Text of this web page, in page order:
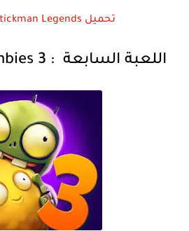
تحميل Legends
اللعبة السابعة :
3